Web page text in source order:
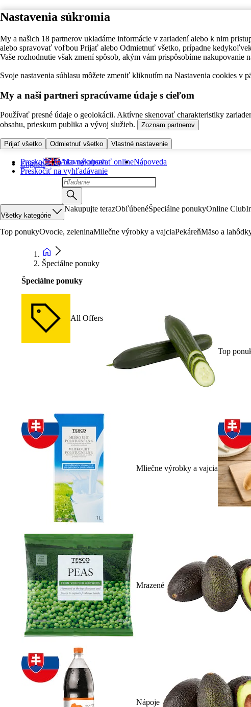
Nastavenia súkromia
My a našich 18 partnerov ukladáme informácie v zariadení alebo k nim
alebo spravovať voľbou Prijať alebo Odmietnuť všetko, prípadne
Vaše rozhodnutie však zmení spôsob, akým vám prispôsobíme nakupovanie
Svoje nastavenia súhlasu môžete zmeniť kliknutím na Nastavenia cookies v
My a naši partneri spracúvame údaje s cieľom
Používať presné údaje o geolokácii. Aktívne skenovať charakteristiky
obsahu, prieskum publika a vývoj služieb.
Zoznam partnerov
Prijať všetko Odmietnuť všetko Vlastné nastavenie
Preskočiť na hlavný obsah
Preskočiť na vyhľadávanie
English Ako nakupovať onlineNápoveda
Všetky kategórie
Nakupujte terazObľúbenéŠpeciálne ponukyOnline Club
Top ponukyOvocie, zeleninaMliečne výrobky a vajciaPekáreňMäso a
Špeciálne ponuky
Špeciálne ponuky
All Offers
Top
Mliečne výrobky a vajcia
Mrazené
Nápoje